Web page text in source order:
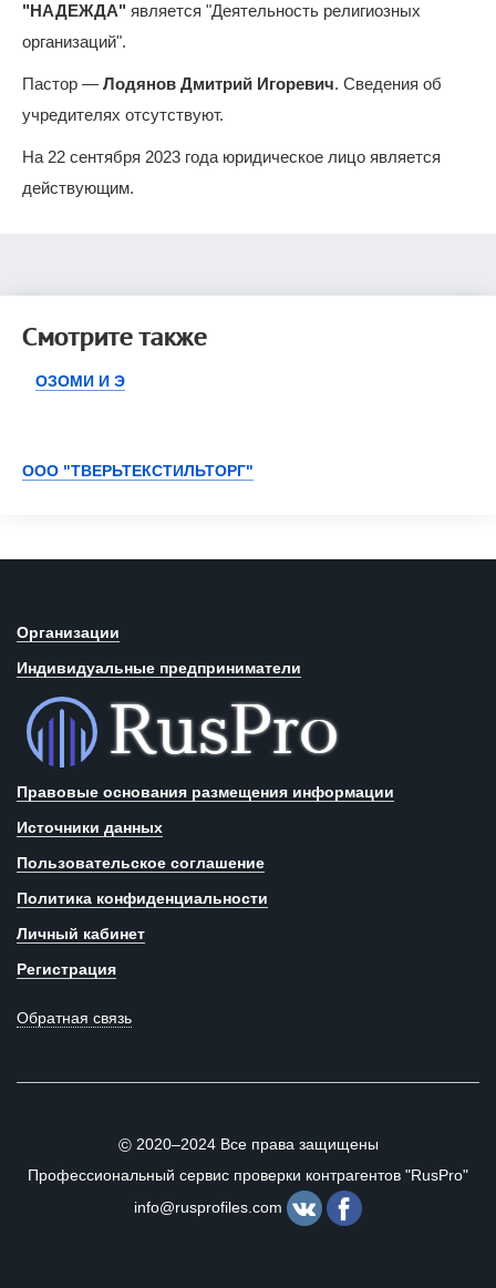
"НАДЕЖДА" является "Деятельность религиозных
организаций".
Пастор — Лодянов Дмитрий Игоревич. Сведения об
учредителях отсутствуют.
На 22 сентября 2023 года юридическое лицо является
действующим.
Смотрите также
ОЗОМИ И Э
ООО "ТВЕРЬТЕКСТИЛЬТОРГ"
Организации
Индивидуальные предприниматели
Правовые основания размещения информации
Источники данных
Пользовательское соглашение
Политика конфиденциальности
Личный кабинет
Регистрация
Обратная связь
©2020–2024 Все права защищены
Профессиональный сервис проверки контрагентов "RusPro"
info@rusprofiles.com